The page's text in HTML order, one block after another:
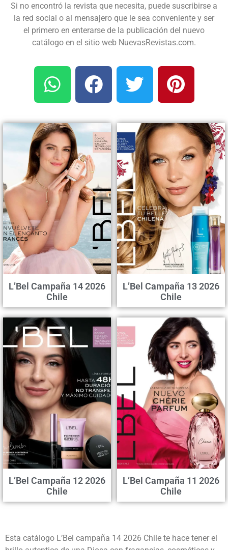
Si no encontró la revista que necesita, puede suscribirse a
la red social o al mensajero que le sea conveniente y ser
el primero en enterarse de la publicación del nuevo
catálogo en el sitio web NuevasRevistas.com.
L’Bel Campaña 14 2026
Chile
L’Bel Campaña 13 2026
Chile
L’Bel Campaña 12 2026
Chile
L’Bel Campaña 11 2026
Chile
Esta catálogo L’Bel campaña 14 2026 Chile te hace tener el